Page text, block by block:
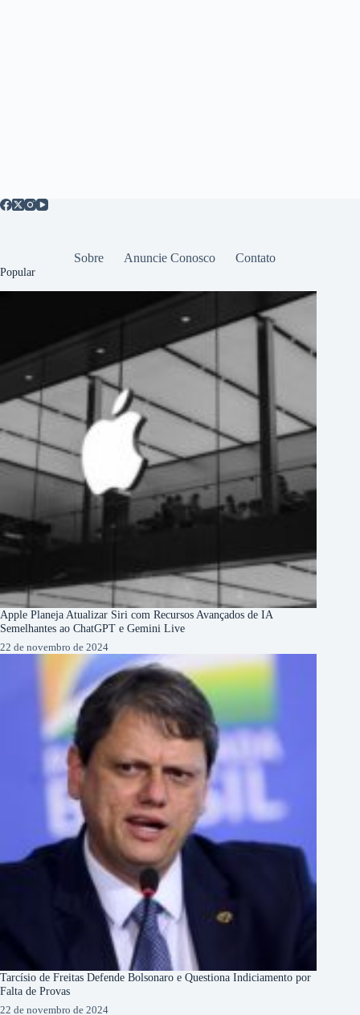
Sobre Anuncie Conosco Contato
Popular
Apple Planeja Atualizar Siri com Recursos Avançados de IA
Semelhantes ao ChatGPT e Gemini Live
22 de novembro de 2024
Tarcísio de Freitas Defende Bolsonaro e Questiona Indiciamento por
Falta de Provas
22 de novembro de 2024